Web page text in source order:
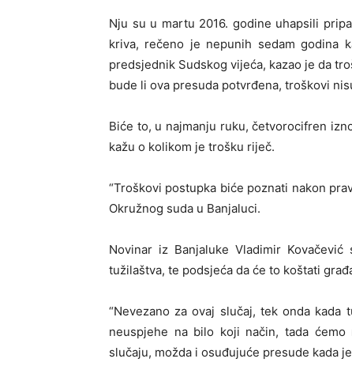
Nju su u martu 2016. godine uhapsili
kriva, rečeno je nepunih sedam godina
predsjednik Sudskog vijeća, kazao je da
bude li ova presuda potvrđena, troškovi
Biće to, u najmanju ruku, četvorocifren
kažu o kolikom je trošku riječ.
“Troškovi postupka biće poznati nakon
Okružnog suda u Banjaluci.
Novinar iz Banjaluke Vladimir
tužilaštva, te podsjeća da će to koštati
“Nevezano za ovaj slučaj, tek onda
neuspjehe na bilo koji način, tada
slučaju, možda i osuđujuće presude kada